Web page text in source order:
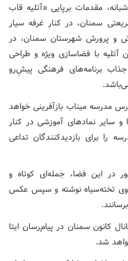
مقدمات برپایی «آتلیه قاب
سمنان، در کنار غرفه سیار
و پرورش شهرستان سمنان، در
با فضاسازی ویژه و طراحی
برنامه‌های فرهنگی پیشِ‌رو
مدرسه میناب بازآفرینی خواهد
سایر نمادهای آموزشی در کنار
را برای بازدیدکنندگان تداعی
در این فضا، جمله‌ای کوتاه و
تخته‌سیاه نوشته و سپس عکس
کانون سمنان در پیام‌رسان ایتا